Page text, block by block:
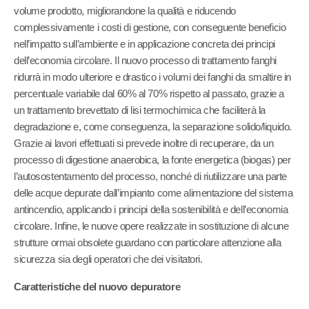
volume prodotto, migliorandone la qualità e riducendo
complessivamente i costi di gestione, con conseguente beneficio
nell’impatto sull’ambiente e in applicazione concreta dei principi
dell’economia circolare. Il nuovo processo di trattamento fanghi
ridurrà in modo ulteriore e drastico i volumi dei fanghi da smaltire in
percentuale variabile dal 60% al 70% rispetto al passato, grazie a
un trattamento brevettato di lisi termochimica che faciliterà la
degradazione e, come conseguenza, la separazione solido/liquido.
Grazie ai lavori effettuati si prevede inoltre di recuperare, da un
processo di digestione anaerobica, la fonte energetica (biogas) per
l’autosostentamento del processo, nonché di riutilizzare una parte
delle acque depurate dall’impianto come alimentazione del sistema
antincendio, applicando i principi della sostenibilità e dell’economia
circolare. Infine, le nuove opere realizzate in sostituzione di alcune
strutture ormai obsolete guardano con particolare attenzione alla
sicurezza sia degli operatori che dei visitatori.
Caratteristiche del nuovo depuratore